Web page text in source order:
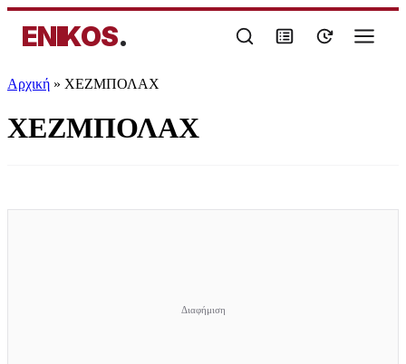
ENIKOS.
Αρχική » ΧΕΖΜΠΟΛΑΧ
ΧΕΖΜΠΟΛΑΧ